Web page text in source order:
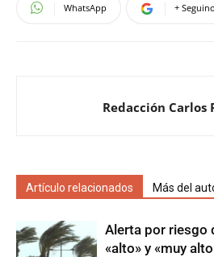
WhatsApp +
Redacción Carlos
Artículo relacionados Más del
Alerta por riesgo
«alto» y «muy